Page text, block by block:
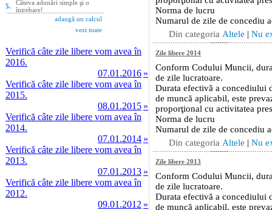
Verifică câte zile libere vom avea în
2016.
07.01.2016 »
Verifică câte zile libere vom avea în
2015.
08.01.2015 »
Verifică câte zile libere vom avea în
2014.
07.01.2014 »
Verifică câte zile libere vom avea în
2013.
07.01.2013 »
Verifică câte zile libere vom avea în
2012.
09.01.2012 »